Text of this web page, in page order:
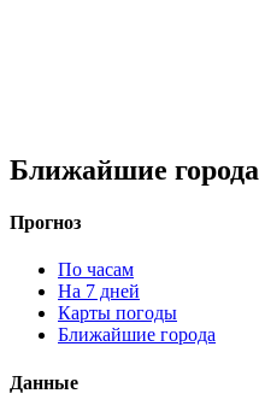
Ближайшие города
Прогноз
По часам
На 7 дней
Карты погоды
Ближайшие города
Данные